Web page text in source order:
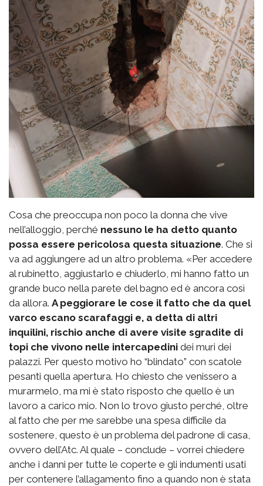
Cosa che preoccupa non poco la donna che vive
nell’alloggio, perché nessuno le ha detto quanto
possa essere pericolosa questa situazione. Che si
va ad aggiungere ad un altro problema. «Per accedere
al rubinetto, aggiustarlo e chiuderlo, mi hanno fatto un
grande buco nella parete del bagno ed è ancora così
da allora. A peggiorare le cose il fatto che da quel
varco escano scarafaggi e, a detta di altri
inquilini, rischio anche di avere visite sgradite di
topi che vivono nelle intercapedini dei muri dei
palazzi. Per questo motivo ho “blindato” con scatole
pesanti quella apertura. Ho chiesto che venissero a
murarmelo, ma mi è stato risposto che quello è un
lavoro a carico mio. Non lo trovo giusto perché, oltre
al fatto che per me sarebbe una spesa difficile da
sostenere, questo è un problema del padrone di casa,
ovvero dell’Atc. Al quale – conclude – vorrei chiedere
anche i danni per tutte le coperte e gli indumenti usati
per contenere l’allagamento fino a quando non è stata